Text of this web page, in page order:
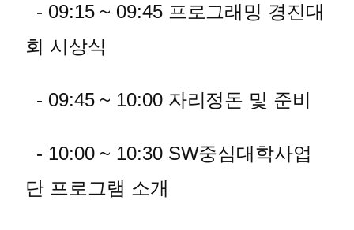
- 09:15 ~ 09:45 프로그래밍 경진대
회 시상식
- 09:45 ~ 10:00 자리정돈 및 준비
- 10:00 ~ 10:30 SW중심대학사업
단 프로그램 소개